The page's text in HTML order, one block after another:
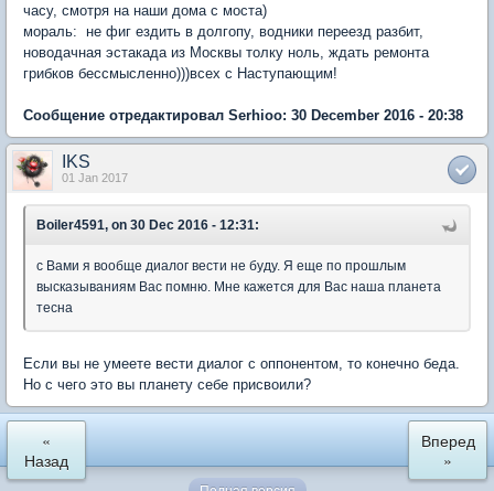
часу, смотря на наши дома с моста)
мораль: не фиг ездить в долгопу, водники переезд разбит,
новодачная эстакада из Москвы толку ноль, ждать ремонта
грибков бессмысленно)))всех с Наступающим!
Сообщение отредактировал Serhioo: 30 December 2016 - 20:38
IKS
01 Jan 2017
Boiler4591, on 30 Dec 2016 - 12:31:
с Вами я вообще диалог вести не буду. Я еще по прошлым
высказываниям Вас помню. Мне кажется для Вас наша планета
тесна
Если вы не умеете вести диалог с оппонентом, то конечно беда.
Но с чего это вы планету себе присвоили?
«
Назад
Вперед
»